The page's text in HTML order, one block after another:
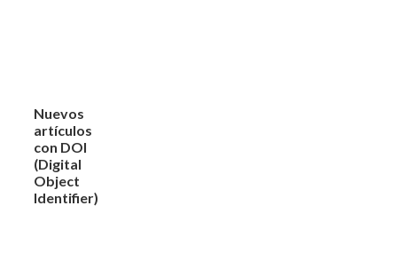
Nuevos
artículos
con DOI
(Digital
Object
Identifier)